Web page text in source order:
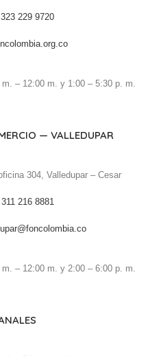
229 9720
– 12:00 m. y 1:00 – 5:30 p. m.
— VALLEDUPAR
304, Valledupar – Cesar
216 8881
– 12:00 m. y 2:00 – 6:00 p. m.